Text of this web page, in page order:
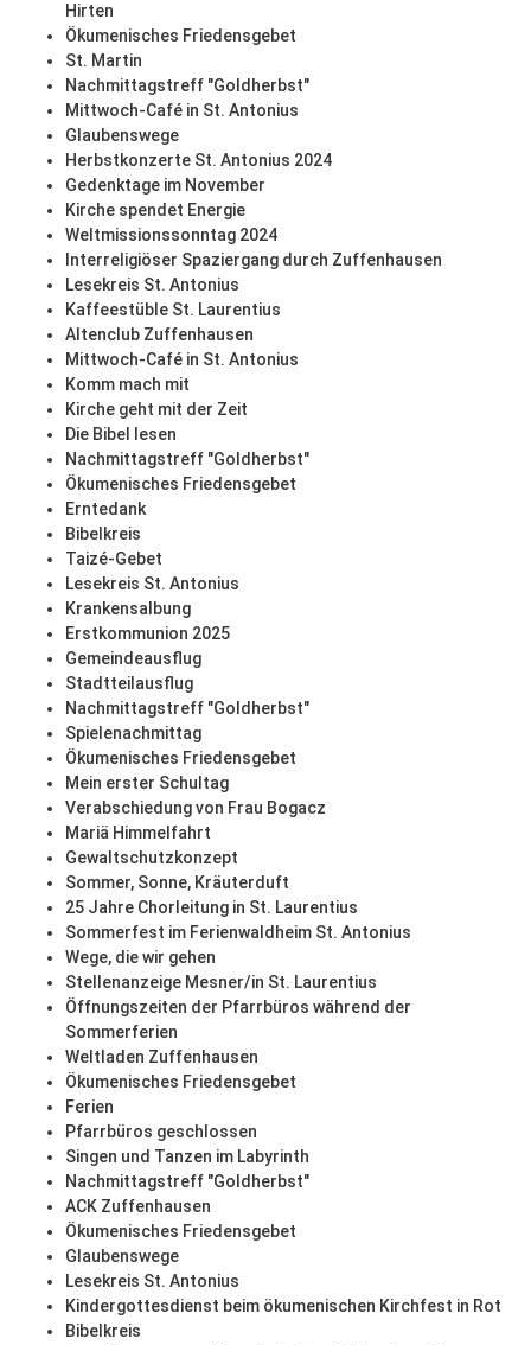
Hirten
Ökumenisches Friedensgebet
St. Martin
Nachmittagstreff "Goldherbst"
Mittwoch-Café in St. Antonius
Glaubenswege
Herbstkonzerte St. Antonius 2024
Gedenktage im November
Kirche spendet Energie
Weltmissionssonntag 2024
Interreligiöser Spaziergang durch Zuffenhausen
Lesekreis St. Antonius
Kaffeestüble St. Laurentius
Altenclub Zuffenhausen
Mittwoch-Café in St. Antonius
Komm mach mit
Kirche geht mit der Zeit
Die Bibel lesen
Nachmittagstreff "Goldherbst"
Ökumenisches Friedensgebet
Erntedank
Bibelkreis
Taizé-Gebet
Lesekreis St. Antonius
Krankensalbung
Erstkommunion 2025
Gemeindeausflug
Stadtteilausflug
Nachmittagstreff "Goldherbst"
Spielenachmittag
Ökumenisches Friedensgebet
Mein erster Schultag
Verabschiedung von Frau Bogacz
Mariä Himmelfahrt
Gewaltschutzkonzept
Sommer, Sonne, Kräuterduft
25 Jahre Chorleitung in St. Laurentius
Sommerfest im Ferienwaldheim St. Antonius
Wege, die wir gehen
Stellenanzeige Mesner/in St. Laurentius
Öffnungszeiten der Pfarrbüros während der
Sommerferien
Weltladen Zuffenhausen
Ökumenisches Friedensgebet
Ferien
Pfarrbüros geschlossen
Singen und Tanzen im Labyrinth
Nachmittagstreff "Goldherbst"
ACK Zuffenhausen
Ökumenisches Friedensgebet
Glaubenswege
Lesekreis St. Antonius
Kindergottesdienst beim ökumenischen Kirchfest in Rot
Bibelkreis